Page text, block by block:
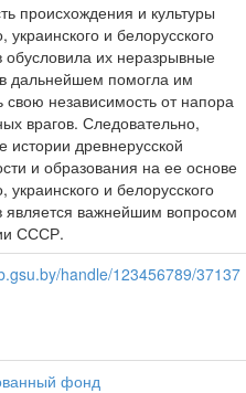
происхождения и культуры
украинского и белорусского
обусловила их неразрывные
дальнейшем помогла им
свою независимость от напора
врагов. Следова­тельно,
истории древнерусской
и образования на ее основе
украинского и белорусского
является важней­шим вопросом
СССР.
handle/123456789/37137
фонд